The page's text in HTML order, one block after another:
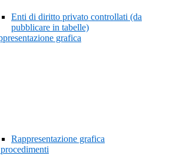
Enti di diritto privato controllati (da
pubblicare in tabelle)
grafica
Rappresentazione grafica